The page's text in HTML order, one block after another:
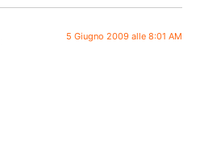
5 Giugno 2009 alle 8:01 AM